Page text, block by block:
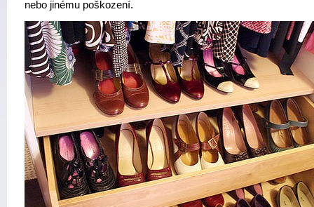
nebo jinému poškození.